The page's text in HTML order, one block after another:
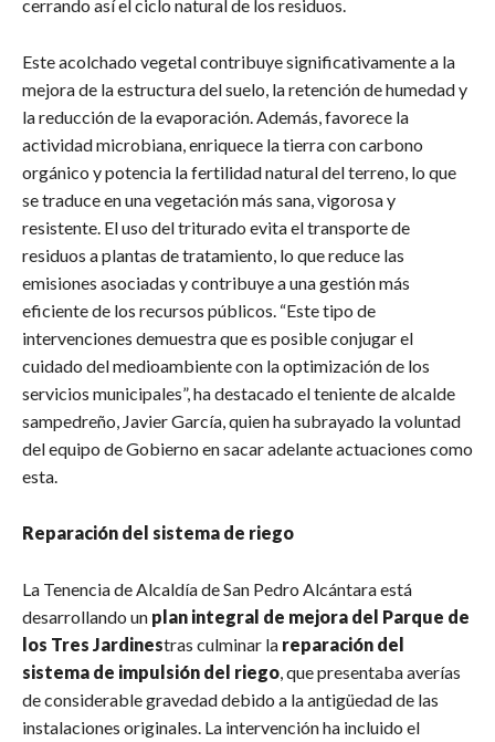
cerrando así el ciclo natural de los residuos.
Este acolchado vegetal contribuye significativamente a la
mejora de la estructura del suelo, la retención de humedad y
la reducción de la evaporación. Además, favorece la
actividad microbiana, enriquece la tierra con carbono
orgánico y potencia la fertilidad natural del terreno, lo que
se traduce en una vegetación más sana, vigorosa y
resistente. El uso del triturado evita el transporte de
residuos a plantas de tratamiento, lo que reduce las
emisiones asociadas y contribuye a una gestión más
eficiente de los recursos públicos. “Este tipo de
intervenciones demuestra que es posible conjugar el
cuidado del medioambiente con la optimización de los
servicios municipales”, ha destacado el teniente de alcalde
sampedreño, Javier García, quien ha subrayado la voluntad
del equipo de Gobierno en sacar adelante actuaciones como
esta.
Reparación del sistema de riego
La Tenencia de Alcaldía de San Pedro Alcántara está
desarrollando un plan integral de mejora del Parque de
los Tres Jardinestras culminar la reparación del
sistema de impulsión del riego , que presentaba averías
de considerable gravedad debido a la antigüedad de las
instalaciones originales. La intervención ha incluido el